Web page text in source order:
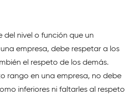
del nivel o función que un
empresa, debe respetar a los
el respeto de los demás.
rango en una empresa, no debe
inferiores ni faltarles al respeto